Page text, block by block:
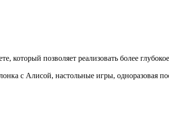
позволяет реализовать более
с Алисой, настольные игры, одноразовая